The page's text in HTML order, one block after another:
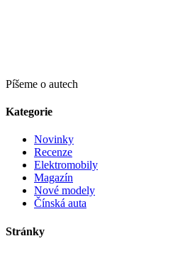
Píšeme o autech
Kategorie
Novinky
Recenze
Elektromobily
Magazín
Nové modely
Čínská auta
Stránky